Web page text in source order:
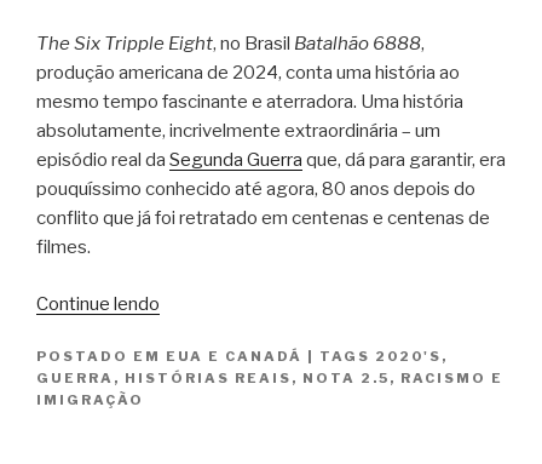
The Six Tripple Eight, no Brasil Batalhão 6888,
produção americana de 2024, conta uma história ao
mesmo tempo fascinante e aterradora. Uma história
absolutamente, incrivelmente extraordinária – um
episódio real da Segunda Guerra que, dá para garantir, era
pouquíssimo conhecido até agora, 80 anos depois do
conflito que já foi retratado em centenas e centenas de
filmes.
Continue lendo
The
POSTADO EM EUA E CANADÁ TAGS 2020'S ,
GUERRA , HISTÓRIAS REAIS , NOTA 2.5 , RACISMO E
IMIGRAÇÃO